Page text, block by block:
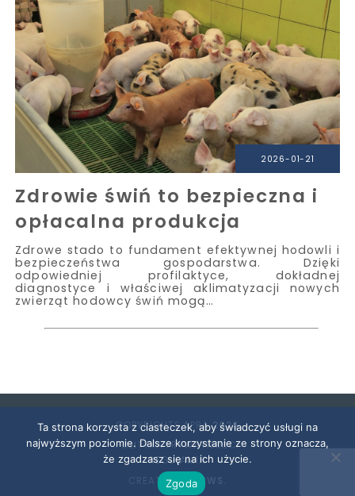
2026-01-21
Zdrowie świń to bezpieczna i
opłacalna produkcja
Zdrowe stado to fundament efektywnej hodowli i
bezpieczeństwa gospodarstwa. Dzięki
odpowiedniej profilaktyce, dokładnej
diagnostyce i właściwej aklimatyzacji nowych
zwierząt hodowcy świń mogą…
COPYRIGHTS APRA2026
POLITYKA PRYWATNOŚCI
REGULAMIN
CREATED BYSNWS.
Ta strona korzysta z ciasteczek, aby świadczyć usługi na
najwyższym poziomie. Dalsze korzystanie ze strony oznacza,
że zgadzasz się na ich użycie.
Zgoda